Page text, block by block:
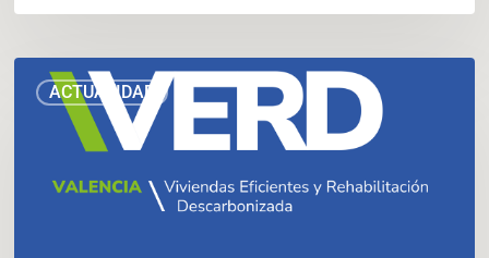
ACTUALIDAD
Ayuntamiento